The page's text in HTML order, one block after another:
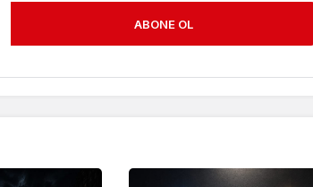
ABONE OL